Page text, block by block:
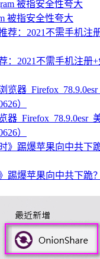
被指安全性夸大
：2021不需手机注册
器_Firefox_78.9.0esr_
）
》踢爆苹果向中共下跪